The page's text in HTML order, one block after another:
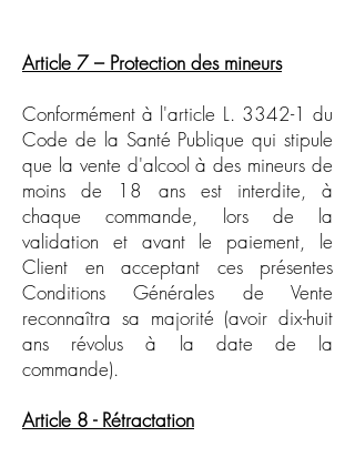
Article 7 – Protection des mineurs
Conformément à l'article L. 3342-1 du
Code de la Santé Publique qui stipule
que la vente d'alcool à des mineurs de
moins de 18 ans est interdite, à
chaque commande, lors de la
validation et avant le paiement, le
Client en acceptant ces présentes
Conditions Générales de Vente
reconnaîtra sa majorité (avoir dix-huit
ans révolus à la date de la
commande).
Article 8 - Rétractation